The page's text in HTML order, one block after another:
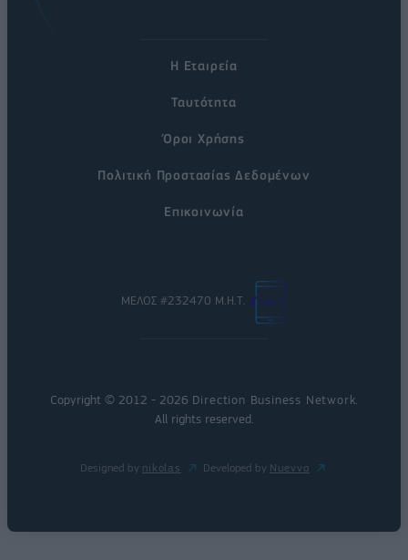
Η Εταιρεία
Ταυτότητα
Όροι Χρήσης
Πολιτική Προστασίας Δεδομένων
Επικοινωνία
ΜΕΛΟΣ #232470 Μ.Η.Τ.
Copyright © 2012 - 2026 Direction Business Network
All rights reserved.
Designed by nikolas Developed by Nuevvo